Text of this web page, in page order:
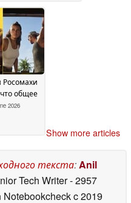
диска вызвал
разочарование
June 2026
Росомахи
общее
2026
Show more articles
текста:Anil
Tech Writer- 2957
Notebookcheckc 2019